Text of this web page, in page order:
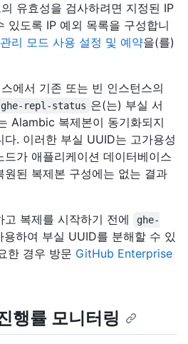
유효성을 검사하려면 지정된 IP
있도록 IP 예외 목록을 구성합니
리 모드 사용 설정 및 예약을(를)
에서 기존 또는 빈 인스턴스의
ghe-repl-status 은(는) 부실 서
Alambic 복제본이 동기화되지
. 이러한 부실 UUID는 고가용성
가 애플리케이션 데이터베이스
원된 복제본 구성에는 없는 결과
복제를 시작하기 전에
ghe-
용하여 부실 UUID를 분해할 수 있
한 경우 방문 GitHub Enterprise
행률 모니터링